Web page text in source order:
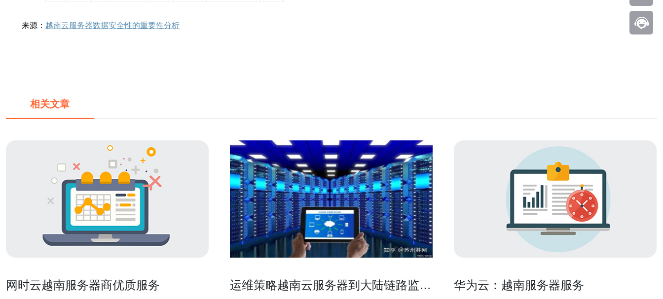
来源： 越南云服务器数据安全性的重要性分析
相关文章
网时云越南服务器商优质服务
运维策略越南云服务器到大陆链路监控
华为云：越南服务器服务